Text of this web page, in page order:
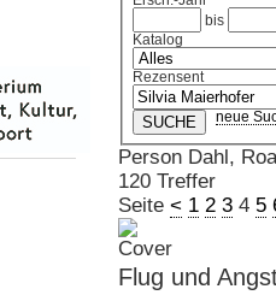
bis
Katalog
Rezensent
neue
Person Dahl,
120 Treffer
Seite < 1 2 3 4 5
Flug und